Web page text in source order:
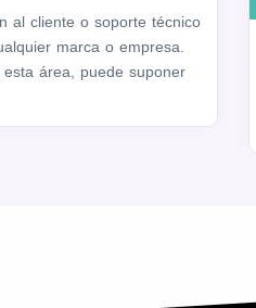
al cliente o soporte técnico
marca o empresa.
área, puede suponer